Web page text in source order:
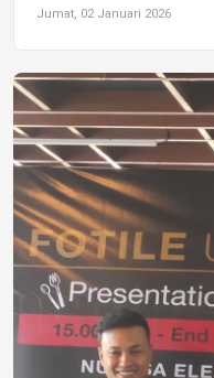
Jumat, 02 Januari 2026